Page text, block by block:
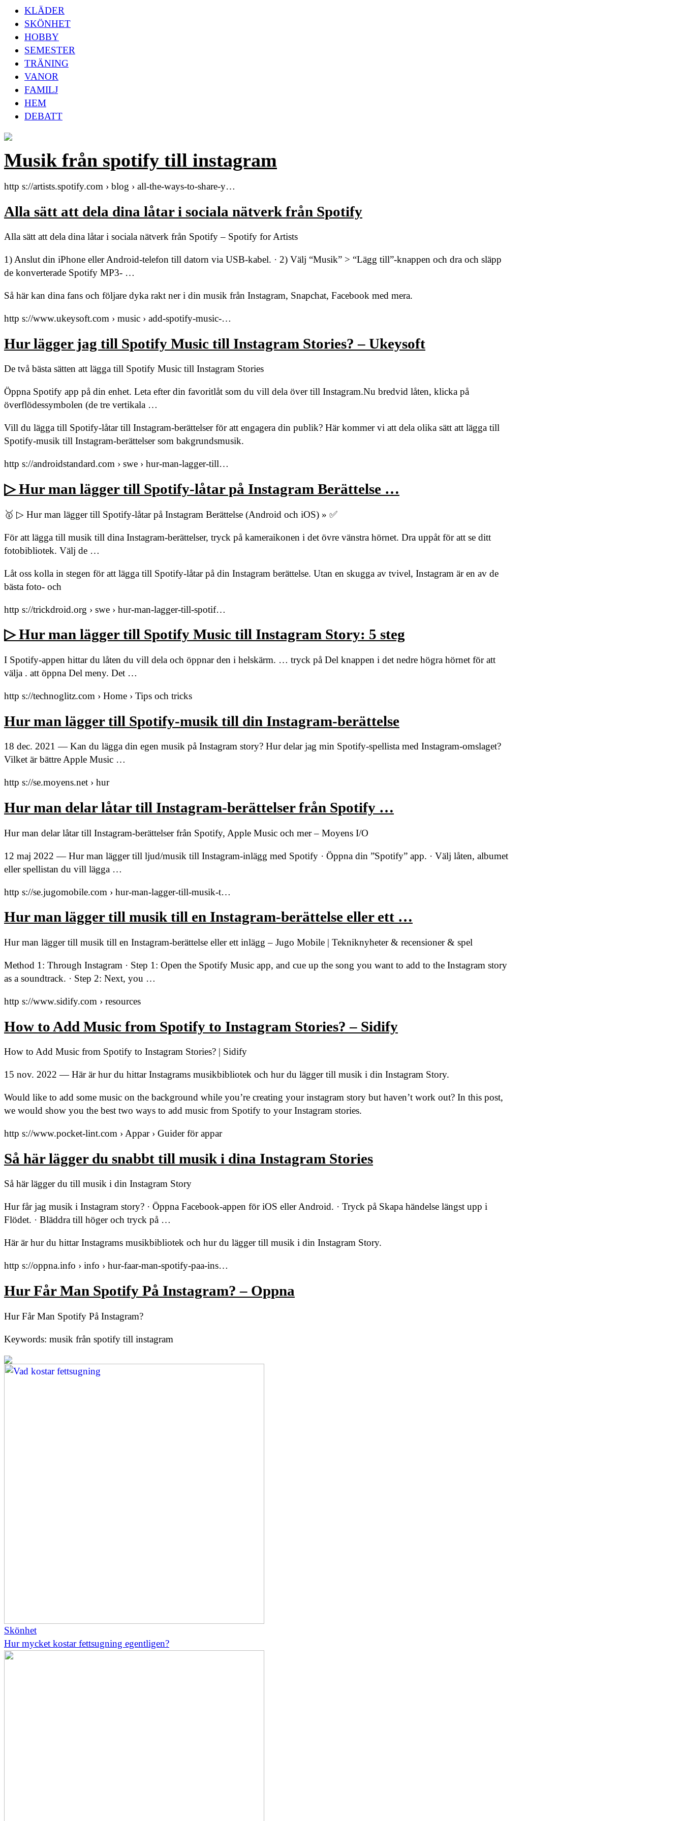
KLÄDER
SKÖNHET
HOBBY
SEMESTER
TRÄNING
VANOR
FAMILJ
HEM
DEBATT
Musik från spotify till instagram
http s://artists.spotify.com › blog › all-the-ways-to-share-y…
Alla sätt att dela dina låtar i sociala nätverk från Spotify
Alla sätt att dela dina låtar i sociala nätverk från Spotify – Spotify for Artists
1) Anslut din iPhone eller Android-telefon till datorn via USB-kabel. · 2) Välj “Musik” > “Lägg till”-knappen och dra och släpp
de konverterade Spotify MP3- …
Så här kan dina fans och följare dyka rakt ner i din musik från Instagram, Snapchat, Facebook med mera.
http s://www.ukeysoft.com › music › add-spotify-music-…
Hur lägger jag till Spotify Music till Instagram Stories? – Ukeysoft
De två bästa sätten att lägga till Spotify Music till Instagram Stories
Öppna Spotify app på din enhet. Leta efter din favoritlåt som du vill dela över till Instagram.Nu bredvid låten, klicka på
överflödessymbolen (de tre vertikala …
Vill du lägga till Spotify-låtar till Instagram-berättelser för att engagera din publik? Här kommer vi att dela olika sätt att lägga till
Spotify-musik till Instagram-berättelser som bakgrundsmusik.
http s://androidstandard.com › swe › hur-man-lagger-till…
▷ Hur man lägger till Spotify-låtar på Instagram Berättelse …
🥇 ▷ Hur man lägger till Spotify-låtar på Instagram Berättelse (Android och iOS) » ✅
För att lägga till musik till dina Instagram-berättelser, tryck på kameraikonen i det övre vänstra hörnet. Dra uppåt för att se ditt
fotobibliotek. Välj de …
Låt oss kolla in stegen för att lägga till Spotify-låtar på din Instagram berättelse. Utan en skugga av tvivel, Instagram är en av de
bästa foto- och
http s://trickdroid.org › swe › hur-man-lagger-till-spotif…
▷ Hur man lägger till Spotify Music till Instagram Story: 5 steg
I Spotify-appen hittar du låten du vill dela och öppnar den i helskärm. … tryck på Del knappen i det nedre högra hörnet för att
välja . att öppna Del meny. Det …
http s://technoglitz.com › Home › Tips och tricks
Hur man lägger till Spotify-musik till din Instagram-berättelse
18 dec. 2021 — Kan du lägga din egen musik på Instagram story? Hur delar jag min Spotify-spellista med Instagram-omslaget?
Vilket är bättre Apple Music …
http s://se.moyens.net › hur
Hur man delar låtar till Instagram-berättelser från Spotify …
Hur man delar låtar till Instagram-berättelser från Spotify, Apple Music och mer – Moyens I/O
12 maj 2022 — Hur man lägger till ljud/musik till Instagram-inlägg med Spotify · Öppna din ”Spotify” app. · Välj låten, albumet
eller spellistan du vill lägga …
http s://se.jugomobile.com › hur-man-lagger-till-musik-t…
Hur man lägger till musik till en Instagram-berättelse eller ett …
Hur man lägger till musik till en Instagram-berättelse eller ett inlägg – Jugo Mobile | Tekniknyheter & recensioner & spel
Method 1: Through Instagram · Step 1: Open the Spotify Music app, and cue up the song you want to add to the Instagram story
as a soundtrack. · Step 2: Next, you …
http s://www.sidify.com › resources
How to Add Music from Spotify to Instagram Stories? – Sidify
How to Add Music from Spotify to Instagram Stories? | Sidify
15 nov. 2022 — Här är hur du hittar Instagrams musikbibliotek och hur du lägger till musik i din Instagram Story.
Would like to add some music on the background while you’re creating your instagram story but haven’t work out? In this post,
we would show you the best two ways to add music from Spotify to your Instagram stories.
http s://www.pocket-lint.com › Appar › Guider för appar
Så här lägger du snabbt till musik i dina Instagram Stories
Så här lägger du till musik i din Instagram Story
Hur får jag musik i Instagram story? · Öppna Facebook-appen för iOS eller Android. · Tryck på Skapa händelse längst upp i
Flödet. · Bläddra till höger och tryck på …
Här är hur du hittar Instagrams musikbibliotek och hur du lägger till musik i din Instagram Story.
http s://oppna.info › info › hur-faar-man-spotify-paa-ins…
Hur Får Man Spotify På Instagram? – Oppna
Hur Får Man Spotify På Instagram?
Keywords: musik från spotify till instagram
Skönhet
Hur mycket kostar fettsugning egentligen?